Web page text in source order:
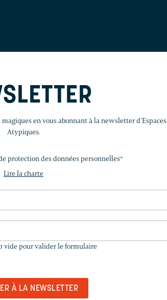
en vous abonnant à la newsletter d’Espaces
Atypiques.
protection des données personnelles*
Lire la charte
CHAMP
vide pour valider le formulaire